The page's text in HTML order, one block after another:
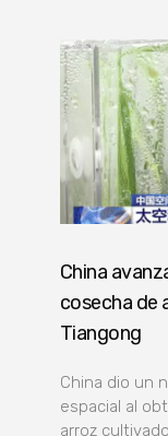
China
cosecha de
Tiangong
China dio un
espacial al
arroz